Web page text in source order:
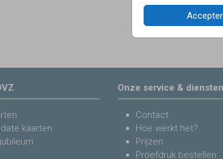
kaarten
Onze service & diensten
Contact
Hoe werkt het?
Prijzen
Proefdruk bestellen